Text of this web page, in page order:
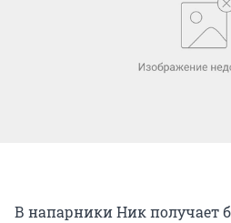
В напарники Ник получает